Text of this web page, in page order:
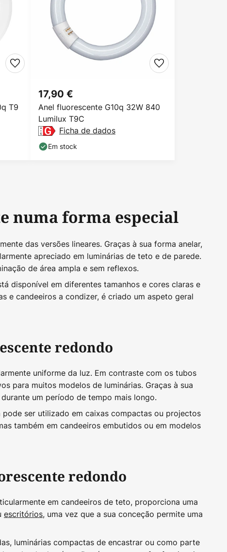
T9
Anel fluorescente G10q 32W 840
Lumilux T9C
17,90 €
Ficha de dados
Em stock
numa forma especial
das versões lineares. Graças à sua forma anelar,
apreciado em luminárias de teto e de parede.
de área ampla e sem reflexos.
disponível em diferentes tamanhos e cores claras e
e candeeiros a condizer, é criado um aspeto geral
redondo
uniforme da luz. Em contraste com os tubos
para muitos modelos de luminárias. Graças à sua
um período de tempo mais longo.
ser utilizado em caixas compactas ou projectos
também em candeeiros embutidos ou em modelos
redondo
em candeeiros de teto, proporciona uma
escritórios, uma vez que a sua conceção permite uma
luminárias compactas de encastrar ou como parte